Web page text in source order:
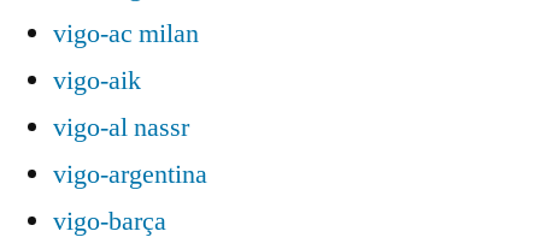
vigo-ac milan
vigo-aik
vigo-al nassr
vigo-argentina
vigo-barça